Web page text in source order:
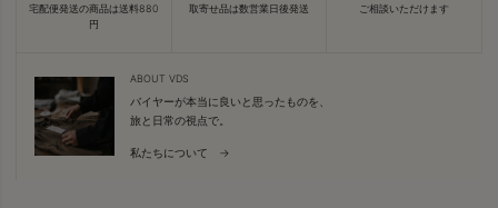
宅配便発送の商品は送料880
円
取寄せ品は数営業日後発送
ご相談いただけます
ABOUT VDS
バイヤーが本当に良いと思ったものを、
旅と日常の視点で。
私たちについて →